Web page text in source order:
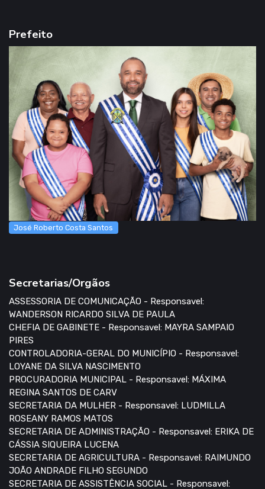
Prefeito
José Roberto Costa Santos
Secretarias/Orgãos
ASSESSORIA DE COMUNICAÇÃO - Responsavel:
WANDERSON RICARDO SILVA DE PAULA
CHEFIA DE GABINETE - Responsavel: MAYRA SAMPAIO
PIRES
CONTROLADORIA-GERAL DO MUNICÍPIO - Responsavel:
LOYANE DA SILVA NASCIMENTO
PROCURADORIA MUNICIPAL - Responsavel: MÁXIMA
REGINA SANTOS DE CARV
SECRETARIA DA MULHER - Responsavel: LUDMILLA
ROSEANY RAMOS MATOS
SECRETARIA DE ADMINISTRAÇÃO - Responsavel: ERIKA DE
CÁSSIA SIQUEIRA LUCENA
SECRETARIA DE AGRICULTURA - Responsavel: RAIMUNDO
JOÃO ANDRADE FILHO SEGUNDO
SECRETARIA DE ASSISTÊNCIA SOCIAL - Responsavel: